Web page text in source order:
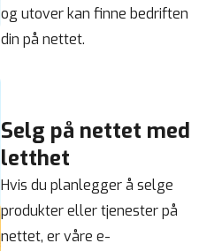
og utover kan finne bedriften
din på nettet.
Selg på nettet med
letthet
Hvis du planlegger å selge
produkter eller tjenester på
nettet, er våre e-